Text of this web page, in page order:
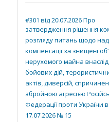
#301 від 20.07.2026 Про
затвердження рішення
розгляду питань щодо
компенсації за знищені
нерухомого майна
бойових дій,
актів, диверсій,
збройною агресією
Федерації проти України
17.07.2026 № 15